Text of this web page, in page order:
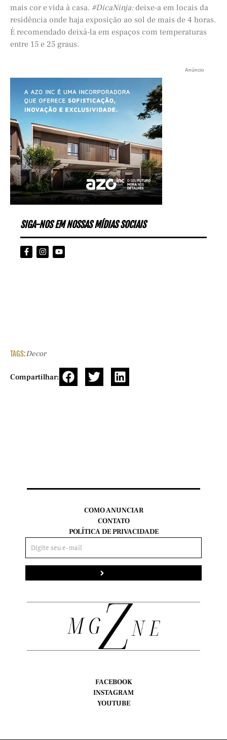
mais cor e vida à casa. #DicaNinja:deixe-a em locais da
residência onde haja exposição ao sol de mais de 4 horas.
É recomendado deixá-la em espaços com temperaturas
entre 15 e 25 graus.
Anúncio
SIGA-NOS EM NOSSAS MÍDIAS SOCIAIS
TAGS:Decor
Compartilhar:
FACEBOOK
INSTAGRAM
YOUTUBE
COMO ANUNCIAR
CONTATO
POLÍTICA DE PRIVACIDADE